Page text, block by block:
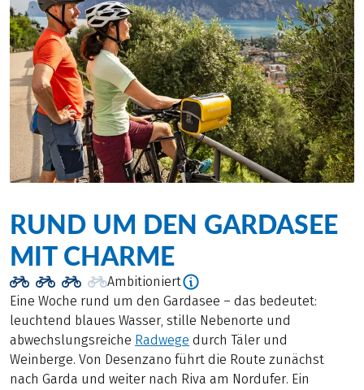
RUND UM DEN GARDASEE
MIT CHARME
Ambitioniert
Eine Woche rund um den Gardasee – das bedeutet:
leuchtend blaues Wasser, stille Nebenorte und
abwechslungsreiche Radwege durch Täler und
Weinberge. Von Desenzano führt die Route zunächst
nach Garda und weiter nach Riva am Nordufer. Ein